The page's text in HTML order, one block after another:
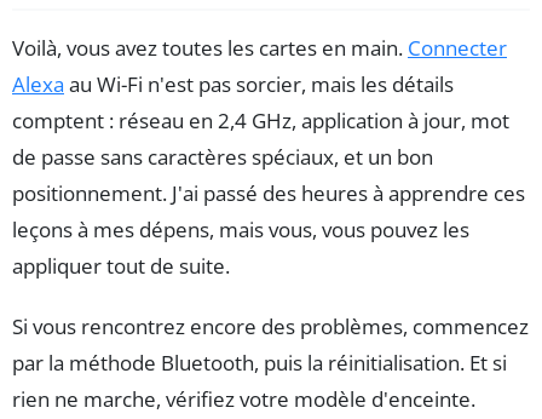
Voilà, vous avez toutes les cartes en main. Connecter
Alexa au Wi-Fi n'est pas sorcier, mais les détails
comptent : réseau en 2,4 GHz, application à jour, mot
de passe sans caractères spéciaux, et un bon
positionnement. J'ai passé des heures à apprendre ces
leçons à mes dépens, mais vous, vous pouvez les
appliquer tout de suite.
Si vous rencontrez encore des problèmes, commencez
par la méthode Bluetooth, puis la réinitialisation. Et si
rien ne marche, vérifiez votre modèle d'enceinte.